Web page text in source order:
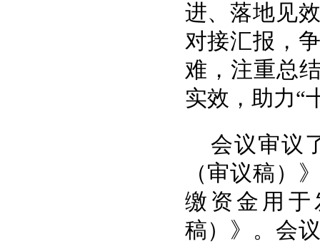
进、落地见
对接汇报，
难，注重总
实效，助力“
会议审议
（审议稿）
缴资金用
稿）》。会